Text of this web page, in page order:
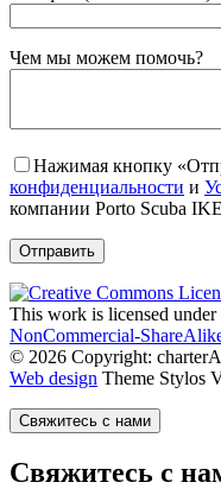
Gender
Чем мы можем помочь?
Нажимая кнопку
конфиденциальности и
компании Porto Scuba
This work is licensed under
NonCommercial-
© 2026 Copyright:
Web design Theme Stylos
Свяжитесь с нами
Свяжитесь с